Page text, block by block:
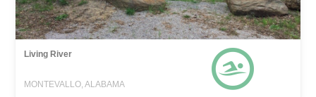
Living River
MONTEVALLO, ALABAMA